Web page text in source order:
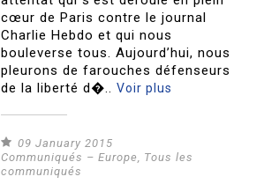
cœur de Paris contre le journal
Charlie Hebdo et qui nous
bouleverse tous. Aujourd’hui, nous
pleurons de farouches défenseurs
de la liberté d�..Voir plus
09 January 2015
Communiqués – Europe
Tous les
communiqués